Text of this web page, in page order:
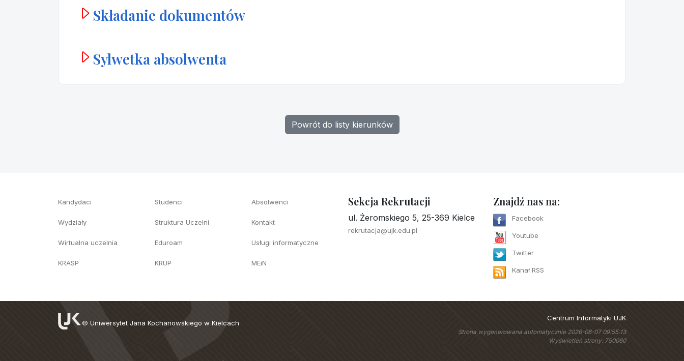
Składanie dokumentów
Sylwetka absolwenta
Powrót do listy kierunków
Kandydaci
Wydziały
Wirtualna uczelnia
KRASP
Studenci
Struktura Uczelni
Eduroam
KRUP
Absolwenci
Kontakt
Usługi informatyczne
MEiN
Sekcja Rekrutacji
ul. Żeromskiego 5, 25-369 Kielce
rekrutacja@ujk.edu.pl
Znajdź nas na:
Facebook
Youtube
Twitter
Kanał RSS
© Uniwersytet Jana Kochanowskiego w Kielcach
Centrum Informatyki UJK
Strona wygenerowana automatycznie 2026-08-07 09:55:13
Wyświetleń strony: 750060